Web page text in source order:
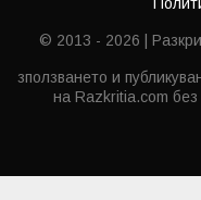
© 2013 - 2026 |
зползването и
на Razkritia.com